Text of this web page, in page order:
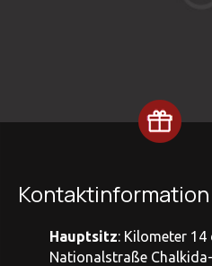
Kontaktinformation
Hauptsitz: Kilometer 14
Nationalstraße